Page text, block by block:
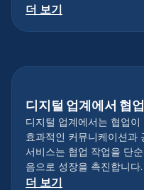
더 보기
디지털 업계에서 협
디지털 업계에서는 협업
효과적인 커뮤니케이션과
서비스는 협업 작업을 단
음으로 성장을 촉진합니다.
더 보기